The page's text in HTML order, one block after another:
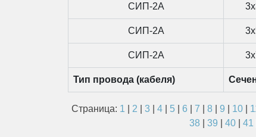
СИП-2А
СИП-2А
СИП-2А
Тип провода (кабеля)
Страница: 1 2 3 4| 5| 6 7 8| 9 10|
38
39 40 41